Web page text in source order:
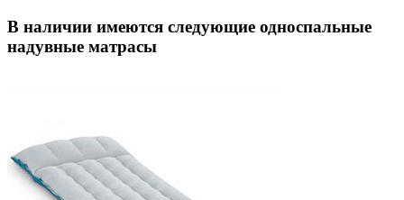
В наличии имеются следующие односпальные
надувные матрасы